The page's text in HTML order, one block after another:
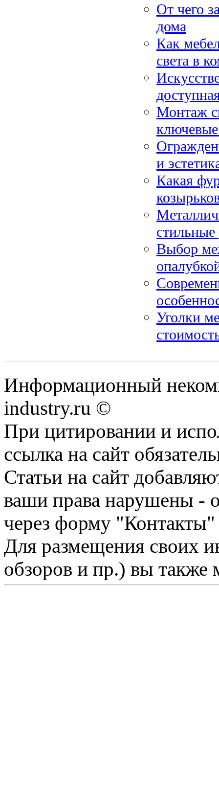
От чего
дома
Как
света в
Монтаж
и
Какая
Выбор
Уголки
Информационный
industry.ru ©
При цитировании и
ссылка на сайт
Статьи на сайт
ваши права нарушены -
через форму "Контакты"
Для размещения своих
обзоров и пр.) вы также